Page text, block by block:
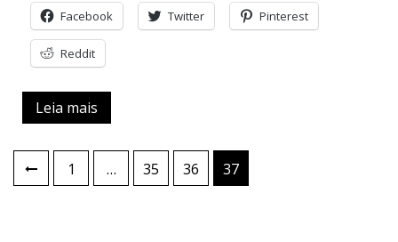
Facebook Twitter Pinterest
Reddit
Leia mais
Navegação
por
1 … 35 36 37